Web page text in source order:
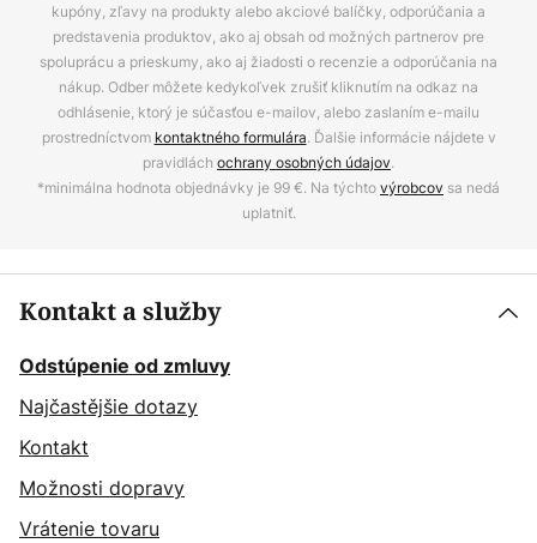
kupóny, zľavy na produkty alebo akciové balíčky, odporúčania a
predstavenia produktov, ako aj obsah od možných partnerov pre
spoluprácu a prieskumy, ako aj žiadosti o recenzie a odporúčania na
nákup. Odber môžete kedykoľvek zrušiť kliknutím na odkaz na
odhlásenie, ktorý je súčasťou e-mailov, alebo zaslaním e-mailu
prostredníctvom kontaktného formulára. Ďalšie informácie nájdete v
pravidlách ochrany osobných údajov.
*minimálna hodnota objednávky je 99 €. Na týchtovýrobcov sa nedá
uplatniť.
Kontakt a služby
Odstúpenie od zmluvy
Najčastějšie dotazy
Kontakt
Možnosti dopravy
Vrátenie tovaru